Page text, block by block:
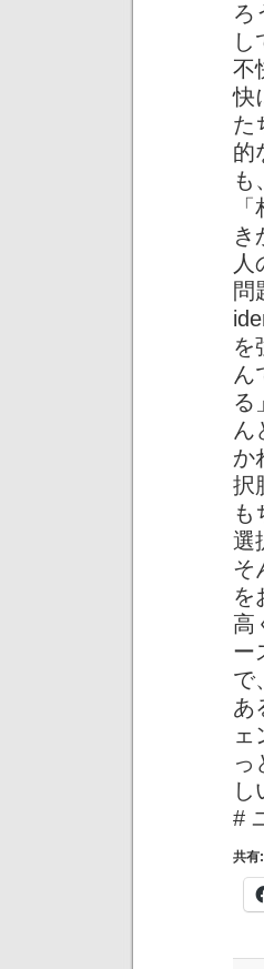
ろ
し
不
快
た
的
も
き
人
問
を
ん
る
ん
か
択
も
選
そ
を
高
ー
で
あ
ェ
っ
し
#
共有: